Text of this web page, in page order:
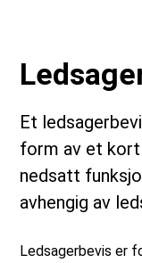
Et
form av et
nedsatt
avhengig av
Ledsagerbevis er